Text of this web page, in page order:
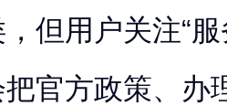
但用户关注“
官方政策、办